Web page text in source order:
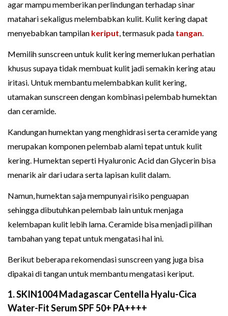
agar mampu memberikan perlindungan terhadap sinar
matahari sekaligus melembabkan kulit. Kulit kering dapat
menyebabkan tampilan keriput, termasuk pada tangan.
Memilih sunscreen untuk kulit kering memerlukan perhatian
khusus supaya tidak membuat kulit jadi semakin kering atau
iritasi. Untuk membantu melembabkan kulit kering,
utamakan sunscreen dengan kombinasi pelembab humektan
dan ceramide.
Kandungan humektan yang menghidrasi serta ceramide yang
merupakan komponen pelembab alami tepat untuk kulit
kering. Humektan seperti Hyaluronic Acid dan Glycerin bisa
menarik air dari udara serta lapisan kulit dalam.
Namun, humektan saja mempunyai risiko penguapan
sehingga dibutuhkan pelembab lain untuk menjaga
kelembapan kulit lebih lama. Ceramide bisa menjadi pilihan
tambahan yang tepat untuk mengatasi hal ini.
Berikut beberapa rekomendasi sunscreen yang juga bisa
dipakai di tangan untuk membantu mengatasi keriput.
1. SKIN1004 Madagascar Centella Hyalu-Cica
Water-Fit Serum SPF 50+ PA++++